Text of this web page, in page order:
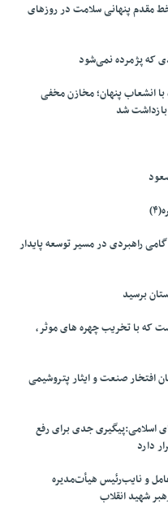
مقدم پنهانی سلامت در روزهای
که پژمرده نمی‌شود
انشعاب پنهان؛ مخازن مخفی
شد
راهبردی در مسیر توسعه پایدار
برسید
که با تخریب چهره های موثر،
افتخار صنعت و ایثار پتروشیمی
اسلامی:پیگیری جدی برای رفع
دارد
و نایب‌رئیس هیأت‌مدیره
شهید انقلاب